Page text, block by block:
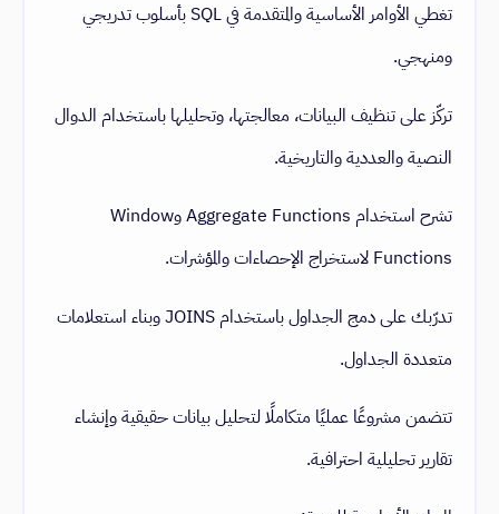
تغطي الأوامر الأساسية والمتقدمة في SQL بأسلوب تدريجي
ومنهجي.
تركّز على تنظيف البيانات، معالجتها، وتحليلها باستخدام الدوال
النصية والعددية والتاريخية.
تشرح استخدام Aggregate Functions وWindow
Functions لاستخراج الإحصاءات والمؤشرات.
تدرّبك على دمج الجداول باستخدام JOINS وبناء استعلامات
متعددة الجداول.
تتضمن مشروعًا عمليًا متكاملًا لتحليل بيانات حقيقية وإنشاء
تقارير تحليلية احترافية.